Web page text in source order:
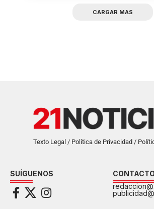
CARGAR MAS
Texto Legal / Política de Privacidad /
SUÍGUENOS